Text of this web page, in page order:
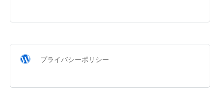
プライバシーポリシー